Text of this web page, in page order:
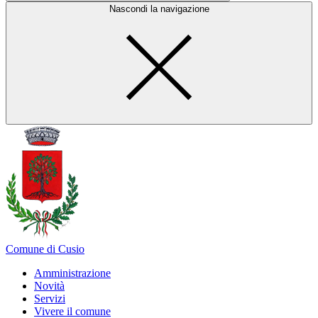
Nascondi la navigazione
Comune di Cusio
Amministrazione
Novità
Servizi
Vivere il comune